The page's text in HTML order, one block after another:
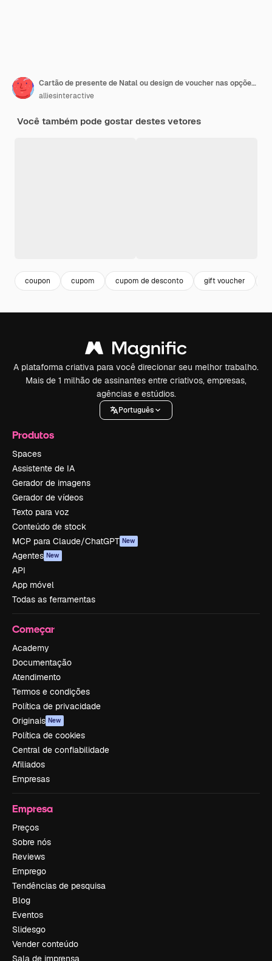
Cartão de presente de Natal ou design de voucher nas opções de cor verde e cinza.
alliesinteractive
Você também pode gostar destes vetores
coupon cupom cupom de desconto gift voucher
A plataforma criativa para você direcionar seu melhor trabalho.
Mais de 1 milhão de assinantes entre criativos, empresas,
agências e estúdios.
Português
Produtos
Spaces
Assistente de IA
Gerador de imagens
Gerador de vídeos
Texto para voz
Conteúdo de stock
MCP para Claude/ChatGPT New
Agentes New
API
App móvel
Todas as ferramentas
Começar
Academy
Documentação
Atendimento
Termos e condições
Política de privacidade
Originais New
Política de cookies
Central de confiabilidade
Afiliados
Empresas
Empresa
Preços
Sobre nós
Reviews
Emprego
Tendências de pesquisa
Blog
Eventos
Slidesgo
Vender conteúdo
Sala de imprensa